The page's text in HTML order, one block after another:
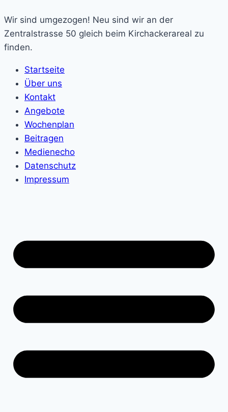
Wir sind umgezogen! Neu sind wir an der
Zentralstrasse 50 gleich beim Kirchackerareal zu
finden.
Startseite
Über uns
Kontakt
Angebote
Wochenplan
Beitragen
Medienecho
Datenschutz
Impressum